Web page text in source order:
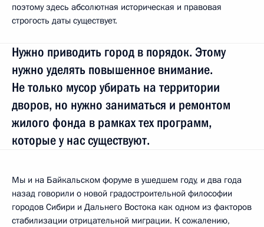
поэтому здесь абсолютная историческая и правовая
строгость даты существует.
Нужно приводить город в порядок. Этому
нужно уделять повышенное внимание.
Не только мусор убирать на территории
дворов, но нужно заниматься и ремонтом
жилого фонда в рамках тех программ,
которые у нас существуют.
Мы и на Байкальском форуме в ушедшем году, и два года
назад говорили о новой градостроительной философии
городов Сибири и Дальнего Востока как одном из факторов
стабилизации отрицательной миграции. К сожалению,